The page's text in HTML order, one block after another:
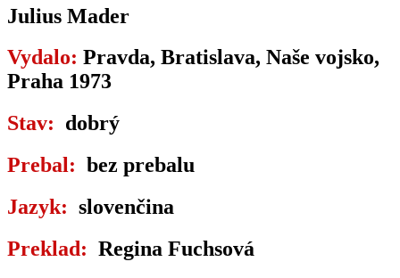
Julius Mader
Vydalo: Pravda, Bratislava, Naše vojsko,
Praha 1973
Stav: dobrý
Prebal: bez prebalu
Jazyk: slovenčina
Preklad: Regina Fuchsová